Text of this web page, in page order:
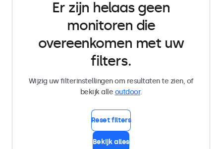
Er zijn helaas geen
monitoren die
overeenkomen met uw
filters.
Wijzig uw filterinstellingen om resultaten te zien, of
bekijk alle outdoor.
Reset filters
Bekijk alles